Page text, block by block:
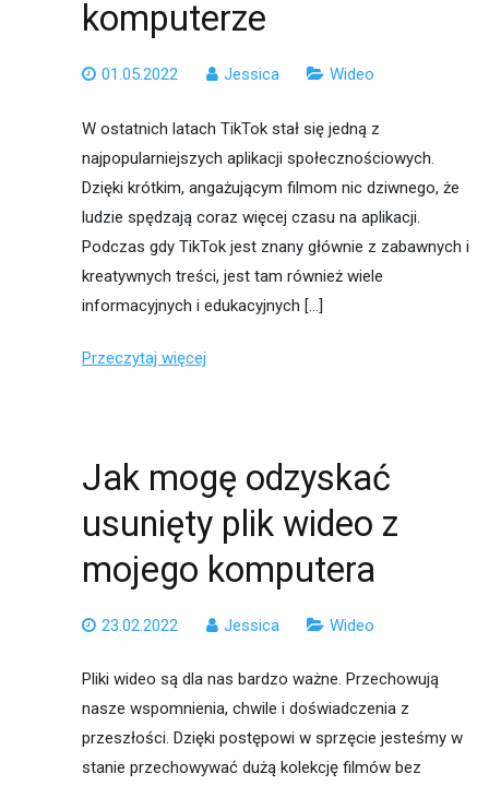
komputerze
01.05.2022 Jessica Wideo
W ostatnich latach TikTok stał się jedną z
najpopularniejszych aplikacji społecznościowych.
Dzięki krótkim, angażującym filmom nic dziwnego, że
ludzie spędzają coraz więcej czasu na aplikacji.
Podczas gdy TikTok jest znany głównie z zabawnych i
kreatywnych treści, jest tam również wiele
informacyjnych i edukacyjnych […]
Przeczytaj więcej
Jak mogę odzyskać
usunięty plik wideo z
mojego komputera
23.02.2022 Jessica Wideo
Pliki wideo są dla nas bardzo ważne. Przechowują
nasze wspomnienia, chwile i doświadczenia z
przeszłości. Dzięki postępowi w sprzęcie jesteśmy w
stanie przechowywać dużą kolekcję filmów bez